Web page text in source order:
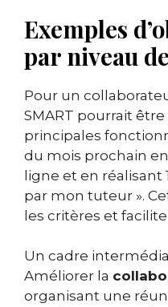
Exemples
par niveau
Pour un
SMART pourrait être
principales
du mois prochain
ligne et en réalisant
par mon tuteur ».
les critères et
Un cadre
Améliorer la
organisant une